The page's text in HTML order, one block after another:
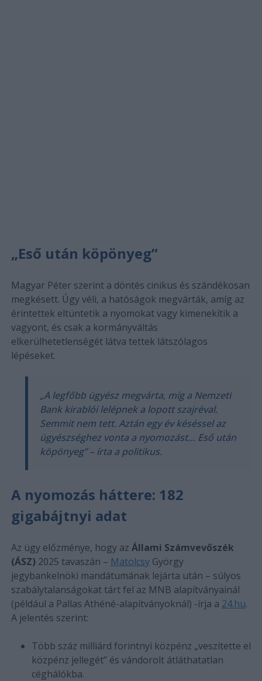
„Eső után köpönyeg”
Magyar Péter szerint a döntés cinikus és szándékosan
megkésett. Úgy véli, a hatóságok megvárták, amíg az
érintettek eltüntetik a nyomokat vagy kimenekítik a
vagyont, és csak a kormányváltás
elkerülhetetlenségét látva tettek látszólagos
lépéseket.
„A legfőbb ügyész megvárta, míg a Nemzeti
Bank kirablói lelépnek a lopott szajréval.
Semmit nem tett. Aztán egy év késéssel az
ügyészséghez vonta a nyomozást… Eső után
köpönyeg” – írta a politikus.
A nyomozás háttere: 182
gigabájtnyi adat
Az ügy előzménye, hogy az Állami Számvevőszék
(ÁSZ) 2025 tavaszán – MatolcsyGyörgy
jegybankelnöki mandátumának lejárta után – súlyos
szabálytalanságokat tárt fel az MNB alapítványainál
(például a Pallas Athéné-alapítványoknál) -írja a 24.hu.
A jelentés szerint:
Több száz milliárd forintnyi közpénz „veszítette el
közpénz jellegét” és vándorolt átláthatatlan
céghálókba.